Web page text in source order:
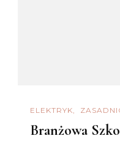
ELEKTRYK
Branżowa